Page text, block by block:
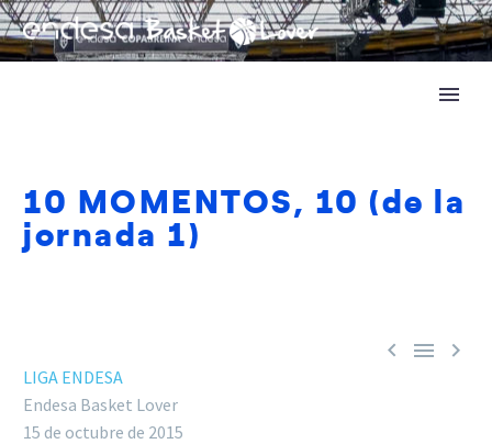
10 MOMENTOS, 10 (de la
jornada 1)
  
LIGA ENDESA
Endesa Basket Lover
15 de octubre de 2015